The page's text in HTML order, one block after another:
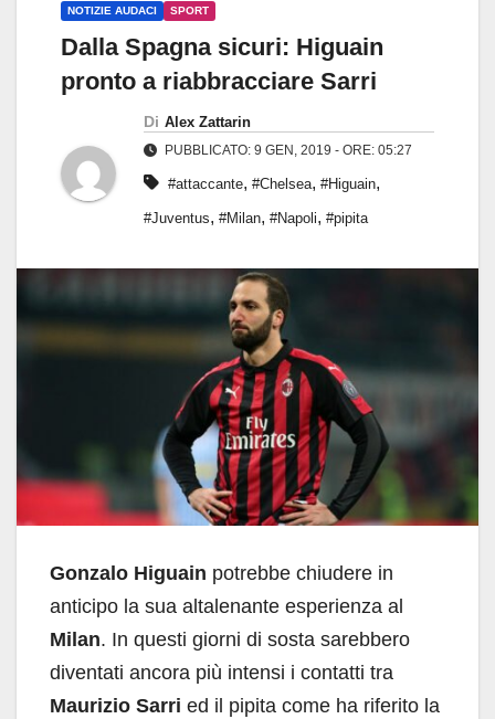
NOTIZIE AUDACI SPORT
Dalla Spagna sicuri: Higuain
pronto a riabbracciare Sarri
Di Alex Zattarin
PUBBLICATO: 9 GEN, 2019 - ORE: 05:27
#attaccante, #Chelsea, #Higuain,
#Juventus, #Milan, #Napoli, #pipita
Gonzalo Higuain potrebbe chiudere in
anticipo la sua altalenante esperienza al
Milan. In questi giorni di sosta sarebbero
diventati ancora più intensi i contatti tra
Maurizio Sarri ed il pipita come ha riferito la